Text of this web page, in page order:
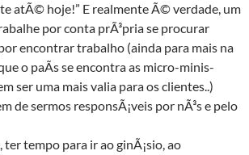
atÃ© hoje!” E realmente Ã© verdade, um
por conta prÃ³pria se procurar
encontrar trabalho (ainda para mais na
o paÃ­s se encontra as micro-minis-
ser uma mais valia para os clientes..)
de sermos responsÃ¡veis por nÃ³s e pelo
ter tempo para ir ao ginÃ¡sio, ao